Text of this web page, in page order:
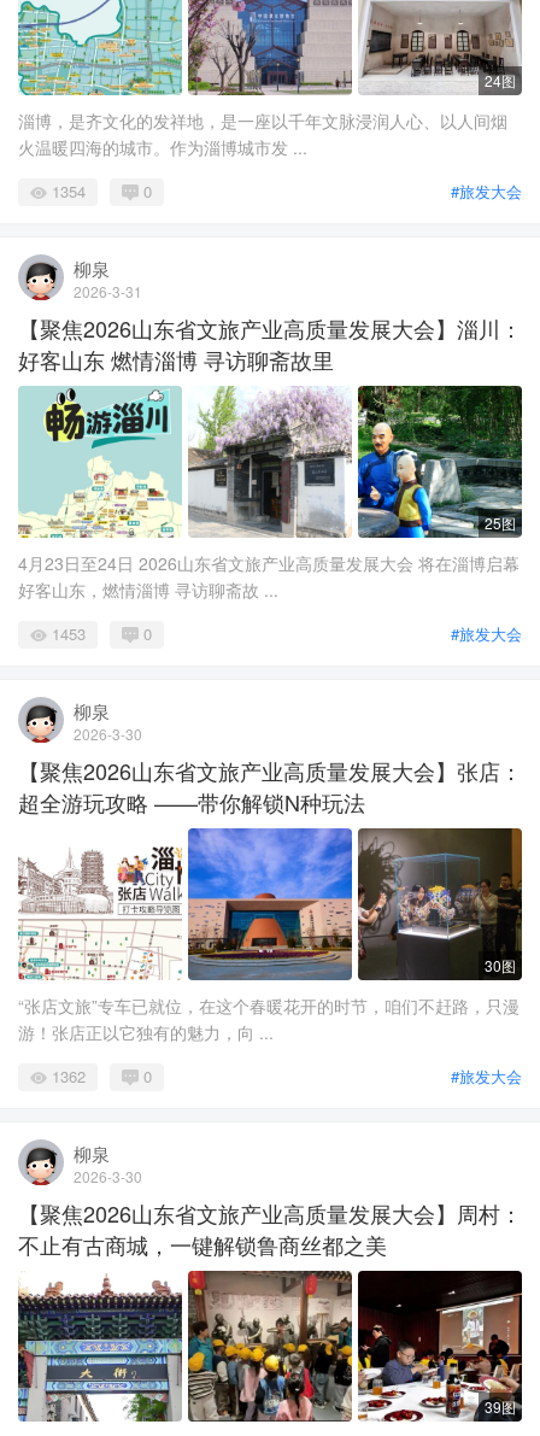
24图
淄博，是齐文化的发祥地，是一座以千年文脉浸润人心、以人间烟
火温暖四海的城市。作为淄博城市发 ...
#旅发大会
1354 0
柳泉
2026-3-31
【聚焦2026山东省文旅产业高质量发展大会】淄川：
好客山东 燃情淄博 寻访聊斋故里
25图
4月23日至24日 2026山东省文旅产业高质量发展大会 将在淄博启幕
好客山东，燃情淄博 寻访聊斋故 ...
#旅发大会
1453 0
柳泉
2026-3-30
【聚焦2026山东省文旅产业高质量发展大会】张店：
超全游玩攻略 ——带你解锁N种玩法
30图
“张店文旅”专车已就位，在这个春暖花开的时节，咱们不赶路，只漫
游！张店正以它独有的魅力，向 ...
#旅发大会
1362 0
柳泉
2026-3-30
【聚焦2026山东省文旅产业高质量发展大会】周村：
不止有古商城，一键解锁鲁商丝都之美
39图